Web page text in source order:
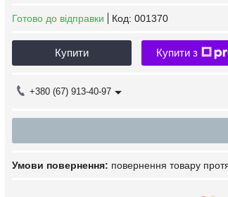
Готово до відправки Код: 001370
Купити Купити з
+380 (67) 913-40-97
повернення товару